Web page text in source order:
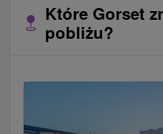
Które Gorset
pobliżu?